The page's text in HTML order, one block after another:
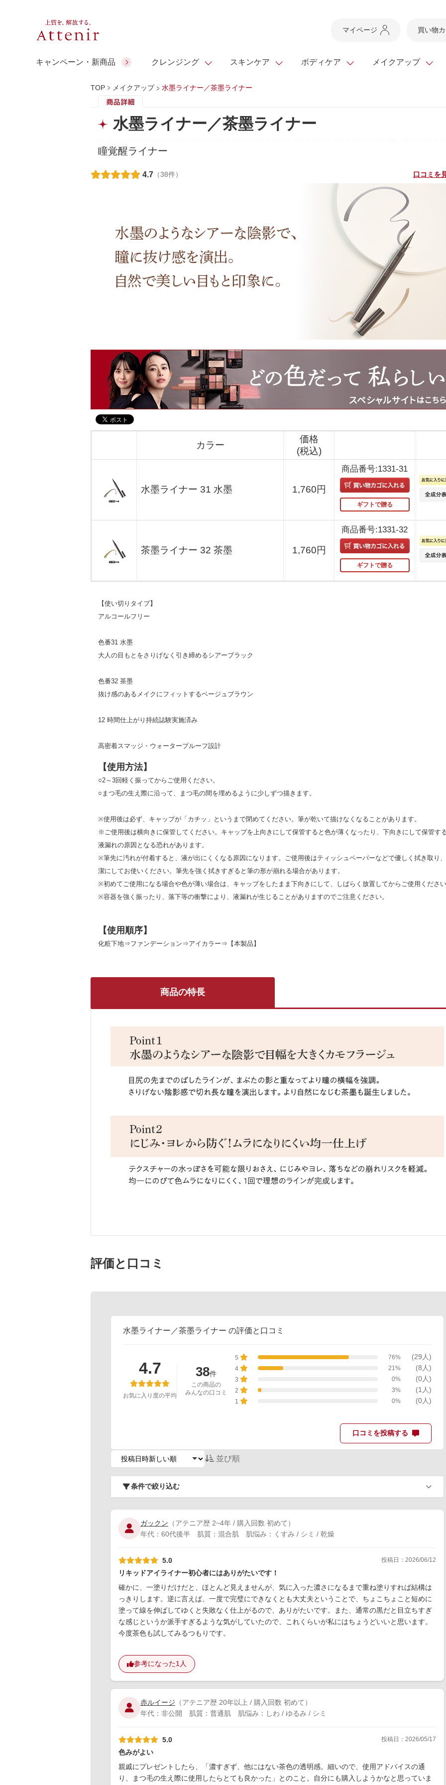
マイページ 買い物
キャンペーン・新商品 クレンジング
スキンクリア クレンズ オイル
スペシャルサイト
スキンケア
ドレススノー
アテニアの「時計美容」
メンズケア
お悩みから探す
ボディケア
＆エイジングケア
メイクアップ
ポイントメイク
ビューティスト
EXドリンク
インナースマート カロリシェイプ
アテニア ギフト
ギフトバッグ
TOP メイクアップ 水墨ライナー／茶墨ライナー
水墨ライナー／茶墨ライナー
瞳覚醒ライナー
4.7 （38件） 口コミを
カラー
価格
(税込)
水墨ライナー 31 水墨 1,760円
商品番号:1331-31
ギフトで贈る
茶墨ライナー 32 茶墨 1,760円
商品番号:1331-32
ギフトで贈る
【使い切りタイプ】
アルコールフリー
色番31 水墨
大人の目もとをさりげなく引き締めるシアーブラック
色番32 茶墨
抜け感のあるメイクにフィットするベージュブラウン
12 時間仕上がり持続誌験実施済み
高密着スマッジ・ウォータープルーフ設計
【使用方法】
○2～3回軽く振ってからご使用ください。
○まつ毛の生え際に沿って、まつ毛の間を埋めるように少しずつ描きます。
※使用後は必ず、キャップが「カチッ」というまで閉めてください。筆が乾いて描けなくなることがあります。
※ご使用後は横向きに保管してください。キャップを上向きにして保管すると色が薄くなったり、下向きにして保管す
液漏れの原因となる恐れがあります。
※筆先に汚れが付着すると、液が出にくくなる原因になります。ご使用後はティッシュペーパーなどで優しく拭き取り
潔にしてお使いください。筆先を強く拭きすぎると筆の形が崩れる場合があります。
※初めてご使用になる場合や色が薄い場合は、キャップをしたまま下向きにして、しばらく放置してからご使用ください
※容器を強く振ったり、落下等の衝撃により、液漏れが生じることがありますのでご注意ください。
【使用順序】
化粧下地⇒ファンデーション⇒アイカラー⇒【本製品】
商品の特長
評価と口コミ
水墨ライナー／茶墨ライナー の評価と口コミ
4.7
お気に入り度の平均
38件
この商品の
みんなの口コミ
5 76% (29人)
4 21% (8人)
3 0% (0人)
2 3% (1人)
1 0% (0人)
口コミを投稿する
並び順
条件で絞り込む
ガックン （アテニア歴 2~4年 / 購入回数 初めて）
年代：60代後半 肌質：混合肌 肌悩み：くすみ / シミ / 乾燥
5.0 投稿日：2026/06/12
リキッドアイライナー初心者にはありがたいです！
確かに、一塗りだけだと、ほとんど見えませんが、気に入った濃さになるまで重ね塗りすれば結構は
っきりします。逆に言えば、一度で完璧にできなくとも大丈夫ということで、ちょこちょこと短めに
塗って線を伸ばしてゆくと失敗なく仕上がるので、ありがたいです。また、通常の黒だと目立ちすぎ
な感じというか派手すぎるような気がしていたので、これくらいが私にはちょうどいいと思います。
今度茶色も試してみるつもりです。
参考になった1人
赤ルイージ （アテニア歴 20年以上 / 購入回数 初めて）
年代：非公開 肌質：普通肌 肌悩み：しわ / ゆるみ / シミ
5.0 投稿日：2026/05/17
色みがよい
親戚にプレゼントしたら、「濃すぎず、他にはない茶色の透明感。細いので、使用アドバイスの通
り、まつ毛の生え際に使用したらとても良かった」とのこと。自分にも購入しようかなと思っていま